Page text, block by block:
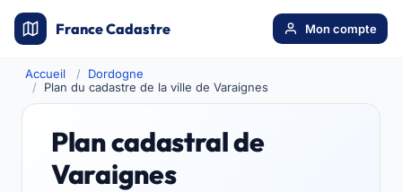
France Cadastre Mon compte
Accueil
Dordogne
Plan du cadastre de la ville de Varaignes
Plan cadastral de
Varaignes